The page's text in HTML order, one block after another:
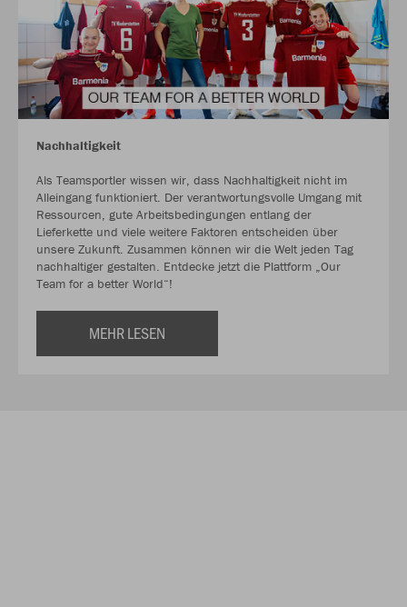
Nachhaltigkeit
Als Teamsportler wissen wir, dass Nachhaltigkeit nicht im
Alleingang funktioniert. Der verantwortungsvolle Umgang mit
Ressourcen, gute Arbeitsbedingungen entlang der
Lieferkette und viele weitere Faktoren entscheiden über
unsere Zukunft. Zusammen können wir die Welt jeden Tag
nachhaltiger gestalten. Entdecke jetzt die Plattform „Our
Team for a better World“!
MEHR LESEN